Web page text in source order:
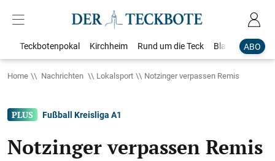
ABO
Teckbotenpokal Kirchheim Rund um die Teck Blaulicht
Home Nachrichten Lokalsport Notzinger verpassen Remis
Fußball Kreisliga A1
Notzinger verpassen Remis